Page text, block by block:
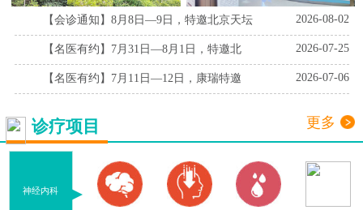
【会诊通知】8月8日—9日，特邀北京天坛 2026-08-02
【名医有约】7月31日—8月1日，特邀北 2026-07-25
【名医有约】7月11日—12日，康瑞特邀 2026-07-06
诊疗项目 更多
神经内科